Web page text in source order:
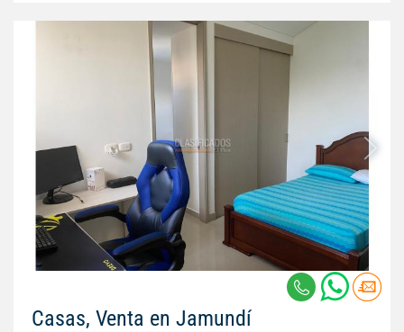
Casas, Venta en Jamundí